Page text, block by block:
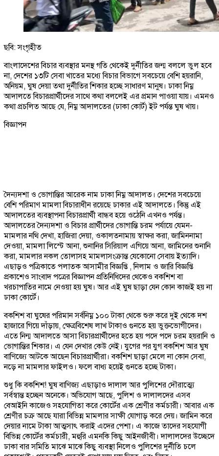
ছবি: সংগৃহীত
বাংলাদেশের বিচার ব্যবস্থার মনস্থ গতি থেকেই দুর্নীতির জন্ম বললে ভুল হবে
না, দেশের ১৩টি সেবা খাতের মধ্যে বিচার বিভাগে সবচেয়ে বেশি হয়রানি,
অনিয়ম, ঘুষ দেয়া তথা দুর্নীতির শিকার হচ্ছে সাধারণ মানুষ। ঢাকা নিম্ন
আদালতে বিচারপ্রার্থীদের সাথে কথা বললেই এর প্রমান পাওয়া যায়। এমনও
কথা প্রচলিত আছে যে, নিম্ন আদালতের (ঢাকা কোর্ট) ইট পর্যন্ত ঘুষ খায়।
বিজ্ঞাপন
দৈন্যদশা ও ভোগান্তির আরেক নাম ঢাকা নিম্ন আদালত। দেশের সবচেয়ে
বেশি পরিমাণ মামলা বিচারাধীন রয়েছে ঢাকার এই আদালতে। কিন্তু এই
আদালতের ব্যবস্থাপনা বিচারপ্রার্থী বান্ধব হয়ে ওঠেনি এখনও পর্যন্ত।
আদালতের দৈন্যদশা ও বিচার প্রার্থীদের ভোগান্তি চরম পর্যায়ে যেমন-
মামলার নথি দেখা, হাজিরা দেয়া, ওকালতনামায় স্বাক্ষর করা, জামিননামা
দেওয়া, মামলা লিস্টে আনা, শুনানির সিরিয়াল এগিয়ে আনা, জামিনের শুনানি
করা, মামলার নকল তোলাসহ মামলাসংক্রান্ত যেকোনো সেবায় ইত্যাদি।
এছাড়ও পত্রিকাতে পলাতক আসামীর বিজ্ঞপ্তি , নিলাম ও জারি বিজ্ঞপ্তি
প্রকাশেও সাংবাদ পত্রের বিজ্ঞাপন প্রতিনিধিদের থেকেও বকশিশ বা
খরচাপাতির নামে নেওয়া হয় ঘুষ। আর এই ঘুষ ছাড়া যেন কোন কাজই হয় না
ঢাকা কোর্টে।
বকশিশ বা ঘুষের পরিমান সর্বনিম্ন ১০০ টাকা থেকে শুরু করে দুই থেকে দশ
হাজারে গিয়ে দাঁড়ায়, ক্ষেত্রবিশেষ লাখ টাকাও গুনতে হয় ভুক্তভোগীদের।
এতে নিন্ম আদালতে আসা বিচারপ্রার্থীদের হতে হয় পদে পদে চরম হয়রানি ও
ভোগান্তির শিকার। এ যেন দেখার কেউ নেই। যুগের পর যুগ বকশিশ আর ঘুষ
বাণিজ্যে আটকে আছেন বিচারপ্রার্থীরা। বকশিশ ছাড়া মেলে না কোন সেবা,
নড়ে না মামলার ফাইলও। ফলে বাধ্য হয়েই গুনতে হচ্ছে টাকা।
শুধু কি বকশিশ! ঘুষ বাণিজ্য এছাড়াও দালাল আর পুলিশের দৌরাত্ম্যে
সর্বস্বান্ত হচ্ছেন অনেকে। অভিযোগ আছে, পুলিশ ও দালালদের এসব
বেআইনি কাজেও সহযোগিতা করে কোর্টের এক শ্রেণীর কর্মচারী। আবার এক
শ্রেণীর চক্র আছে যারা বিভিন্ন মামলার সাক্ষী যোগাড় করে দেয়। জামিন করে
দেয়ার নামে টাকা আত্মসাৎ করাই এদের পেশা। এ কাজে তাদের সহযোগী
বিভিন্ন কোর্টের কর্মচারী, মহুরি এমনকি কিছু আইনজীবী। দালালদের উচ্ছেদে
ঢাকা বার সমিতি মাঝে মাঝে কিছু ব্যবস্থা নিলেও পুলিশের দুর্নীতি চলে